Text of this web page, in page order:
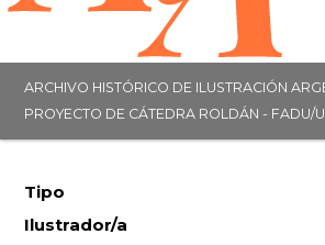
ARCHIVO HISTÓRICO DE ILUSTRACIÓN
PROYECTO DE CÁTEDRA ROLDÁN - FADU/
Tipo
Ilustrador/a